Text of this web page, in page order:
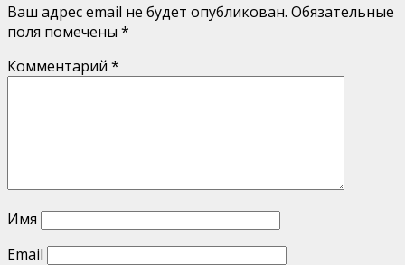
Ваш адрес email не будет опубликован. Обязательные
поля помечены *
Комментарий *
Имя
Email